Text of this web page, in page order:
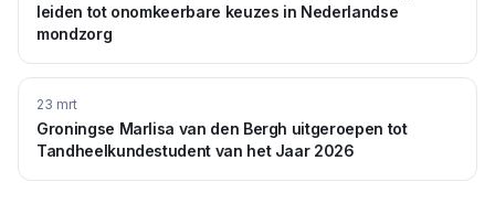
leiden tot onomkeerbare keuzes in Nederlandse
mondzorg
23 mrt
Groningse Marlisa van den Bergh uitgeroepen tot
Tandheelkundestudent van het Jaar 2026